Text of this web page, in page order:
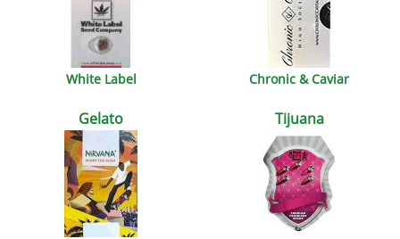
White Label Chronic & Caviar
Gelato Tijuana